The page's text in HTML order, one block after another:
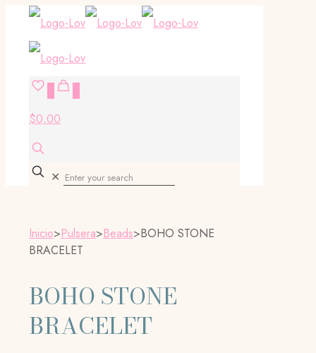
$0,00
✕
Inicio>Pulsera>Beads>BOHO STONE
BRACELET
BOHO STONE
BRACELET